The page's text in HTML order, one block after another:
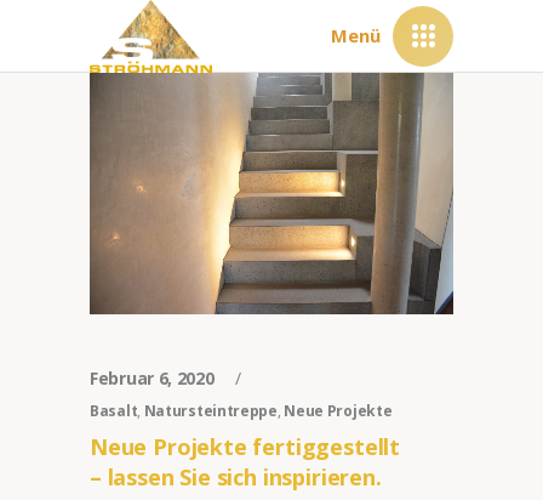
Menü
Februar 6, 2020
Basalt, Natursteintreppe, Neue Projekte
Neue Projekte fertiggestellt
– lassen Sie sich inspirieren.